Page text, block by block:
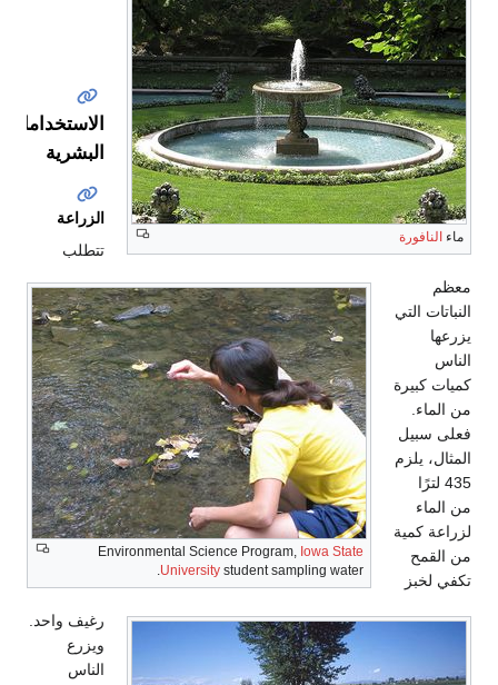
ماء النافورة
والتلوث
Environmental Science Program, Iowa State
University student sampling water.
الاستخدامات
البشرية
الزراعة
تتطلب
معظم
النباتات التي
يزرعها
الناس
كميات كبيرة
من الماء.
فعلى سبيل
المثال، يلزم
435 لترًا
من الماء
لزراعة كمية
من القمح
تكفي لخبز
رغيف واحد.
ويزرع
الناس